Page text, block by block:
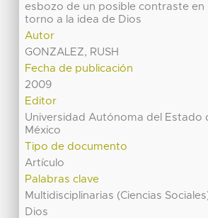
esbozo de un posible contraste en
torno a la idea de Dios
Autor
GONZALEZ, RUSH
Fecha de publicación
2009
Editor
Universidad Autónoma del Estado
México
Tipo de documento
Artículo
Palabras clave
Multidisciplinarias (Ciencias
Dios